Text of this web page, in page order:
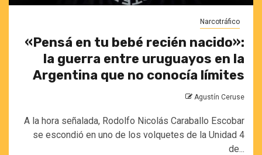
Narcotráfico
«Pensá en tu bebé recién nacido»:
la guerra entre uruguayos en la
Argentina que no conocía límites
Agustín Ceruse
A la hora señalada, Rodolfo Nicolás Caraballo Escobar
se escondió en uno de los volquetes de la Unidad 4
de...